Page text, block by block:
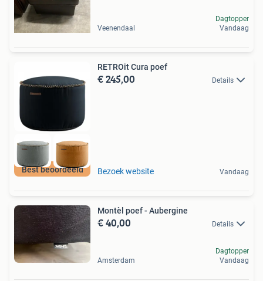
Veenendaal
Dagtopper
Vandaag
Best beoordeeld
RETROit Cura poef
€ 245,00 Details
Bezoek website Vandaag
Montèl poef - Aubergine
€ 40,00 Details
Amsterdam
Dagtopper
Vandaag